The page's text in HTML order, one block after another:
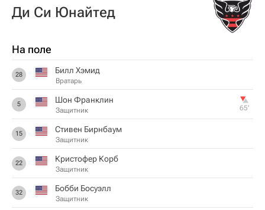
Ди Си Юнайтед
На поле
28 Билл Хэмид
Вратарь
5 Шон Франклин
Защитник 65‎’‎
15 Стивен Бирнбаум
Защитник
22 Кристофер Корб
Защитник
32 Бобби Босуэлл
Защитник